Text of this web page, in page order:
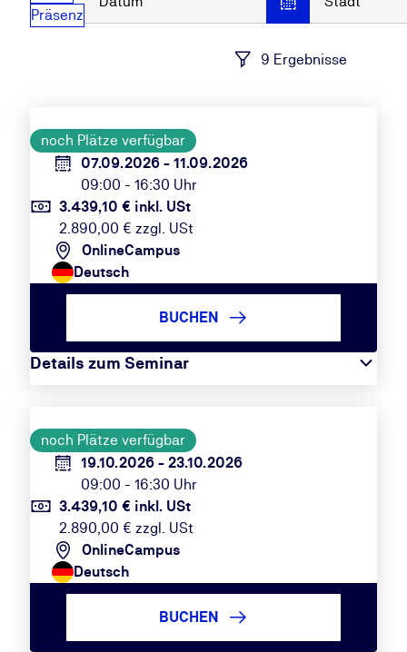
Präsenz
9 Ergebnisse
noch Plätze verfügbar
07.09.2026 - 11.09.2026
09:00 - 16:30 Uhr
3.439,10 € inkl. USt
2.890,00 € zzgl. USt
OnlineCampus
Deutsch
Details zum Seminar
BUCHEN
noch Plätze verfügbar
19.10.2026 - 23.10.2026
09:00 - 16:30 Uhr
3.439,10 € inkl. USt
2.890,00 € zzgl. USt
OnlineCampus
Deutsch
BUCHEN